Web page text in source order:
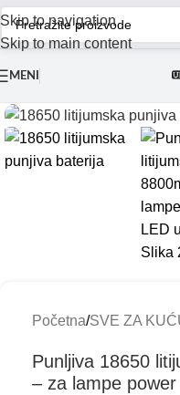
Skip to navigation
Skip to main content
MENI
Početna/SVE ZA
Punljiva 18650
– za lampe